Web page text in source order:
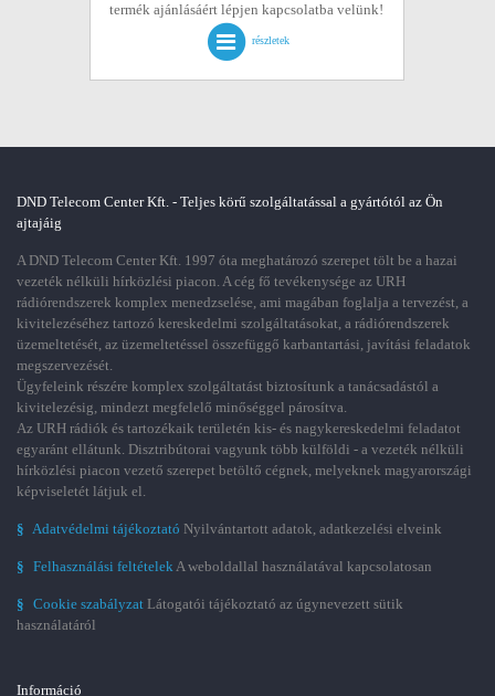
termék ajánlásáért lépjen kapcsolatba velünk!
részletek
DND Telecom Center Kft. - Teljes körű szolgáltatással a gyártótól az Ön
ajtajáig
A DND Telecom Center Kft. 1997 óta meghatározó szerepet tölt be a hazai
vezeték nélküli hírközlési piacon. A cég fő tevékenysége az URH
rádiórendszerek komplex menedzselése, ami magában foglalja a tervezést, a
kivitelezéséhez tartozó kereskedelmi szolgáltatásokat, a rádiórendszerek
üzemeltetését, az üzemeltetéssel összefüggő karbantartási, javítási feladatok
megszervezését.
Ügyfeleink részére komplex szolgáltatást biztosítunk a tanácsadástól a
kivitelezésig, mindezt megfelelő minőséggel párosítva.
Az URH rádiók és tartozékaik területén kis- és nagykereskedelmi feladatot
egyaránt ellátunk. Disztribútorai vagyunk több külföldi - a vezeték nélküli
hírközlési piacon vezető szerepet betöltő cégnek, melyeknek magyarországi
képviseletét látjuk el.
§ Adatvédelmi tájékoztató Nyilvántartott adatok, adatkezelési elveink
§ Felhasználási feltételekA weboldallal használatával kapcsolatosan
§ Cookie szabályzat Látogatói tájékoztató az úgynevezett sütik
használatáról
Információ